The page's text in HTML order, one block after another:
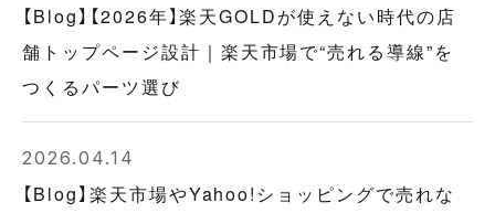
【Blog】【2026年】楽天GOLDが使えない時代の店
舗トップページ設計｜楽天市場で“売れる導線”を
つくるパーツ選び
2026.04.14
【Blog】楽天市場やYahoo!ショッピングで売れな